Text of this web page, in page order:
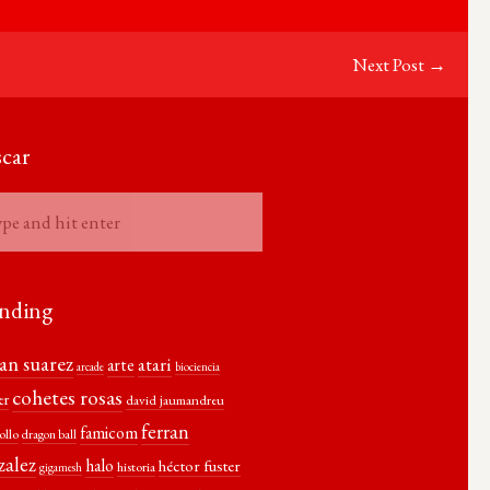
Next Post →
suarez arcade arte atari biociencia
cohetes rosas david jaumandreu
dragon ball famicomferran
gigamesh halo historiahéctor fuster